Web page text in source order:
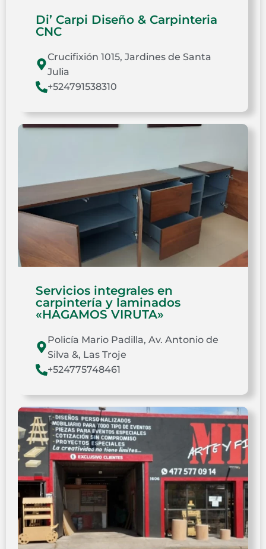
Di’ Carpi Diseño & Carpinteria
CNC
Crucifixión 1015, Jardines de Santa
Julia
+524791538310
Servicios integrales en
carpintería y laminados
«HAGAMOS VIRUTA»
Policía Mario Padilla, Av. Antonio de
Silva &, Las Troje
+524775748461